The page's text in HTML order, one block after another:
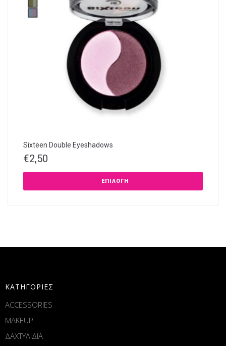
Sixteen Double Eyeshadows
€2,50
ΕΠΙΛΟΓΉ
ΚΑΤΗΓΟΡΙΕΣ
ACCESSORIES
MAKEUP
ΔΑΧΤΥΛΙΔΙΑ